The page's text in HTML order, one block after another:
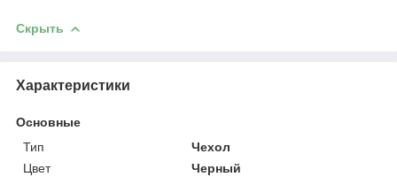
Скрыть
Характеристики
Основные
Тип
Чехол
Цвет
Черный